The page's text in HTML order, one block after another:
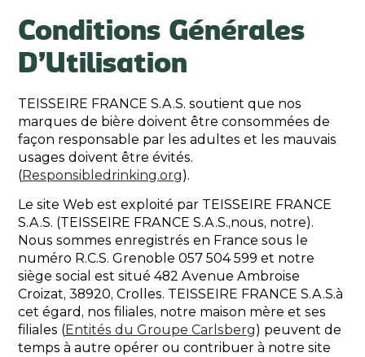
Conditions Générales
D’Utilisation
TEISSEIRE FRANCE S.A.S. soutient que nos
marques de bière doivent être consommées de
façon responsable par les adultes et les mauvais
usages doivent être évités.
(Responsibledrinking.org).
Le site Web est exploité par TEISSEIRE FRANCE
S.A.S. (TEISSEIRE FRANCE S.A.S.,nous, notre).
Nous sommes enregistrés en France sous le
numéro R.C.S. Grenoble 057 504 599 et notre
siège social est situé 482 Avenue Ambroise
Croizat, 38920, Crolles. TEISSEIRE FRANCE S.A.S.à
cet égard, nos filiales, notre maison mère et ses
filiales (Entités du Groupe Carlsberg) peuvent de
temps à autre opérer ou contribuer à notre site